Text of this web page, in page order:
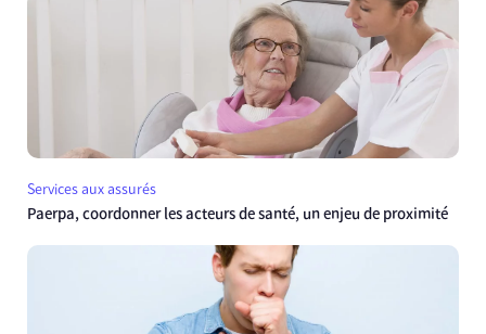
Services aux assurés
Paerpa, coordonner les acteurs de santé, un enjeu de proximité